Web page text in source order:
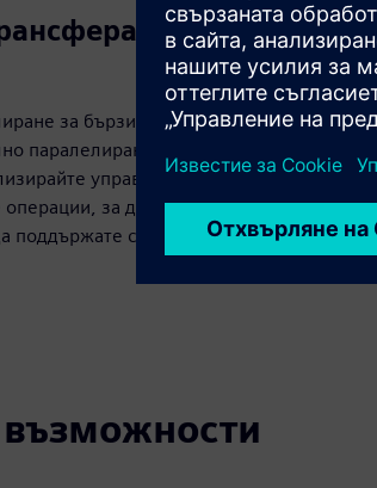
на
за бързи
паралелиране за
управлението
за да сведете
стабил
Системи за
връщане